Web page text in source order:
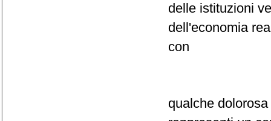
delle istituzioni
dell'economia
con
qualche